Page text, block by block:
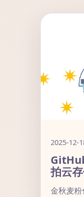
2025-12-
拍云
金秋麦